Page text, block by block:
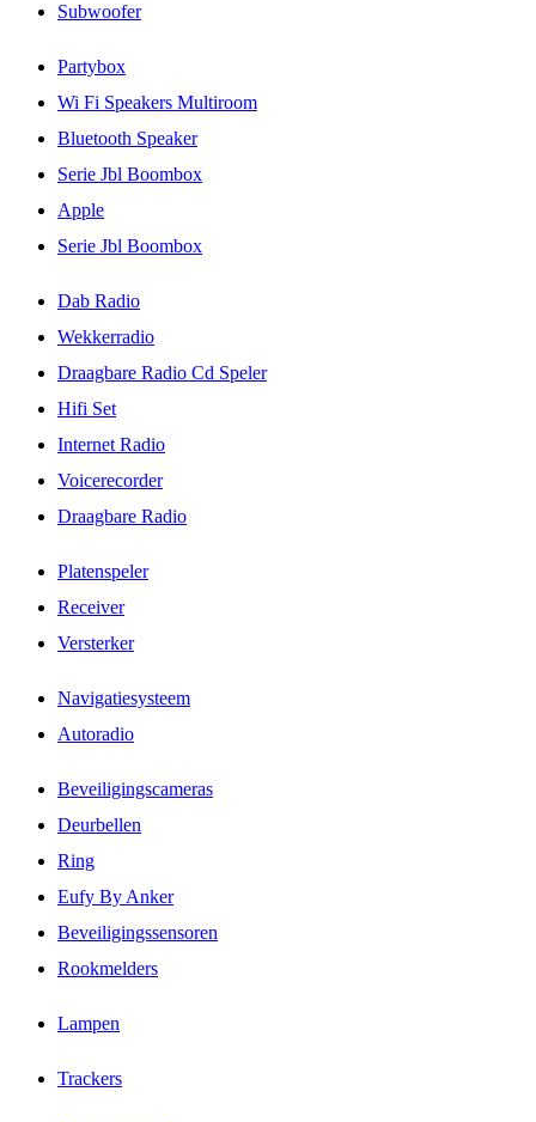
Subwoofer
Partybox
Wi Fi Speakers Multiroom
Bluetooth Speaker
Serie Jbl Boombox
Apple
Serie Jbl Boombox
Dab Radio
Wekkerradio
Draagbare Radio Cd Speler
Hifi Set
Internet Radio
Voicerecorder
Draagbare Radio
Platenspeler
Receiver
Versterker
Navigatiesysteem
Autoradio
Beveiligingscameras
Deurbellen
Ring
Eufy By Anker
Beveiligingssensoren
Rookmelders
Lampen
Trackers